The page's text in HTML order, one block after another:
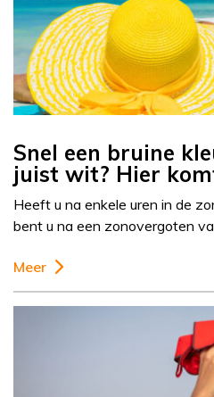
Snel een bruine
juist wit? Hier
Heeft u na enkele uren in de
bent u na een zonovergoten
Meer